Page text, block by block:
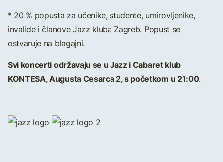
* 20 % popusta za učenike, studente, umirovljenike,
invalide i članove Jazz kluba Zagreb. Popust se
ostvaruje na blagajni.
Svi koncerti održavaju se u Jazz i Cabaret klub
KONTESA, Augusta Cesarca 2, s početkom u 21:00.